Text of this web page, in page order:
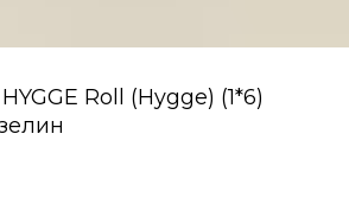
Roll (Hygge) (1*6)